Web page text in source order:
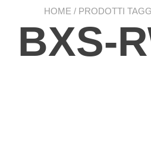
HOME / PRODOTTI
BXS-